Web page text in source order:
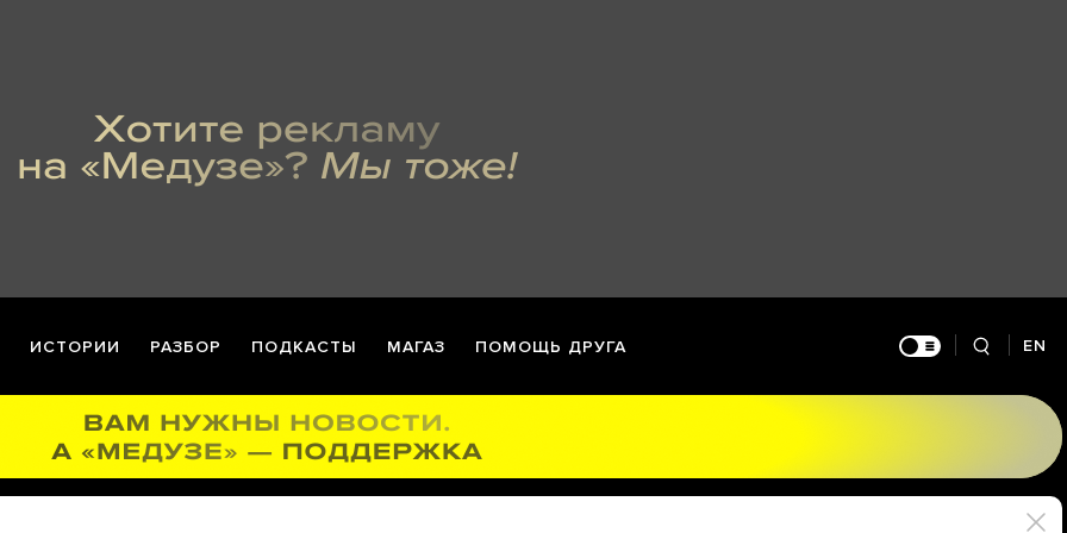
ИСТОРИИ РАЗБОР ПОДКАСТЫ МАГАЗ ПОМОЩЬ ДРУГА EN